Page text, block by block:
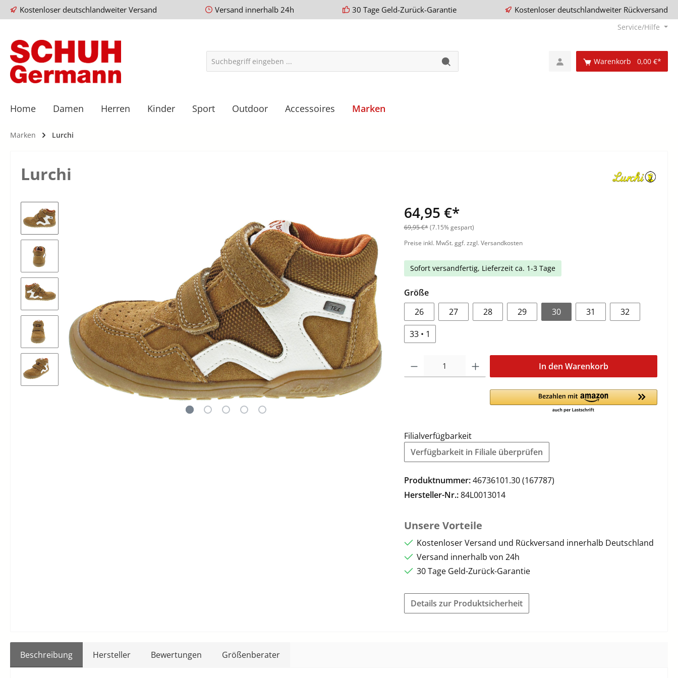
Kostenloser deutschlandweiter Versand Versand innerhalb 24h 30 Tage Geld-Zurück-Garantie Kostenloser deutschlandweiter Rückversand
Service/Hilfe
Warenkorb 0,00 €*
Home Damen Herren Kinder Sport Outdoor Accessoires Marken
Marken Lurchi
Lurchi
64,95 €*
69,95 €* (7.15% gespart)
Preise inkl. MwSt. ggf. zzgl. Versandkosten
Sofort versandfertig, Lieferzeit ca. 1-3 Tage
Größe
26
27 28 29 30 31
32
33 • 1
In den Warenkorb
Filialverfügbarkeit
Verfügbarkeit in Filiale überprüfen
Produktnummer:46736101.30 (167787)
Hersteller-Nr.:84L0013014
Unsere Vorteile
Kostenloser Versand und Rückversand innerhalb Deutschland
Versand innerhalb von 24h
30 Tage Geld-Zurück-Garantie
Details zur Produktsicherheit
Beschreibung Hersteller Bewertungen Größenberater